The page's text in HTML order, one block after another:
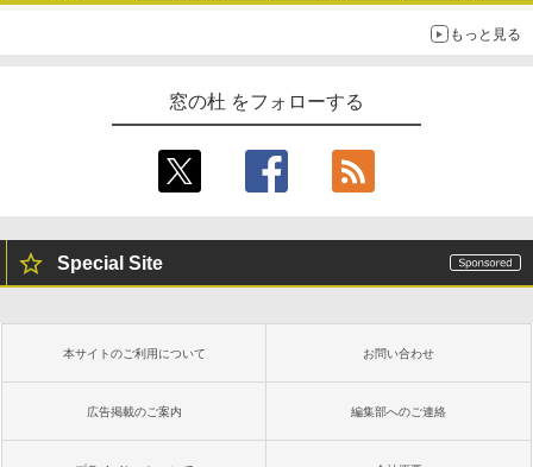
もっと見る
窓の杜 をフォローする
Special Site
本サイトのご利用について お問い合わせ
広告掲載のご案内 編集部へのご連絡